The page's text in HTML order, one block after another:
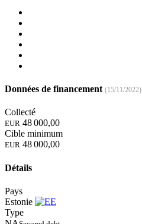
Données de financement (15/11/2022)
Collecté
EUR 48 000,00
Cible minimum
EUR 48 000,00
Détails
Pays
Estonie
Type